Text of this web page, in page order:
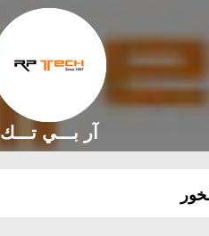
آر بـــي تـــك